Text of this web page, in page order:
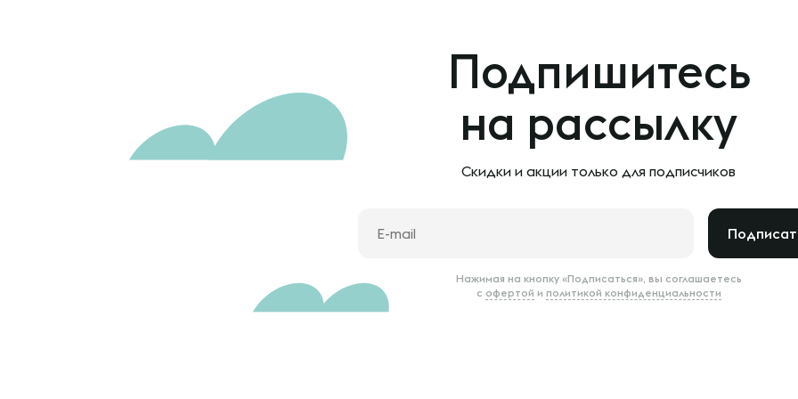
Подпишитесь
на рассылку
Скидки и акции только для подписчиков
Нажимая на кнопку «Подписаться», вы соглашаетесь
с офертой и политикой конфиденциальности